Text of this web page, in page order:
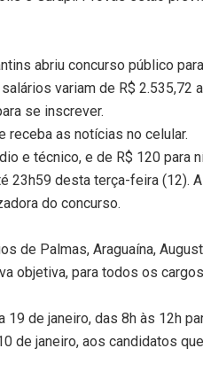
abriu concurso público
variam de R$ 2.535,72
se inscrever.
receba as notícias no celular.
e técnico, e de R$ 120 para
23h59 desta terça-feira (12).
do concurso.
de Palmas, Araguaína,
objetiva, para todos os
de janeiro, das 8h às 12h
de janeiro, aos candidatos